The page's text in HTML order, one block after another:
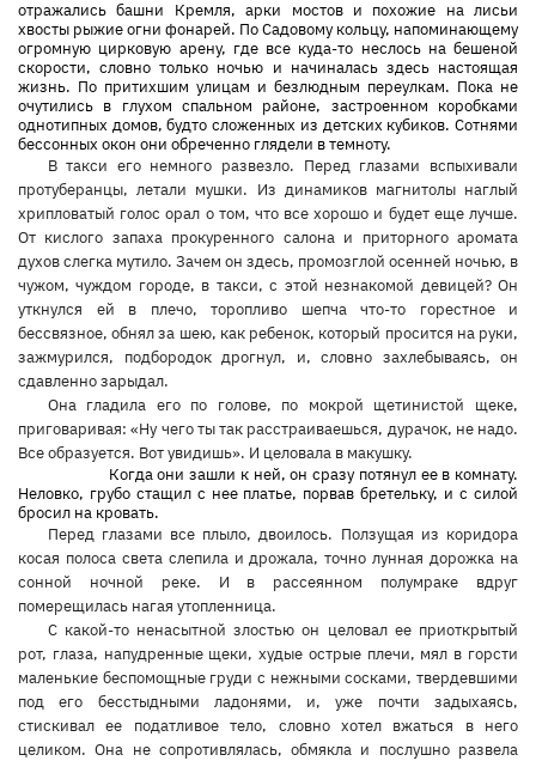
отражались башни Кремля, арки мостов и похожие на лисьи
хвосты рыжие огни фонарей. По Садовому кольцу, напоминающему
огромную цирковую арену, где все куда-то неслось на бешеной
скорости, словно только ночью и начиналась здесь настоящая
жизнь. По притихшим улицам и безлюдным переулкам. Пока не
очутились в глухом спальном районе, застроенном коробками
однотипных домов, будто сложенных из детских кубиков. Сотнями
бессонных окон они обреченно глядели в темноту.
В такси его немного развезло. Перед глазами вспыхивали
протуберанцы, летали мушки. Из динамиков магнитолы наглый
хрипловатый голос орал о том, что все хорошо и будет еще лучше.
От кислого запаха прокуренного салона и приторного аромата
духов слегка мутило. Зачем он здесь, промозглой осенней ночью, в
чужом, чуждом городе, в такси, с этой незнакомой девицей? Он
уткнулся ей в плечо, торопливо шепча что-то горестное и
бессвязное, обнял за шею, как ребенок, который просится на руки,
зажмурился, подбородок дрогнул, и, словно захлебываясь, он
сдавленно зарыдал.
Она гладила его по голове, по мокрой щетинистой щеке,
приговаривая: «Ну чего ты так расстраиваешься, дурачок, не надо.
Все образуется. Вот увидишь». И целовала в макушку.
Когда они зашли к ней, он сразу потянул ее в комнату.
Неловко, грубо стащил с нее платье, порвав бретельку, и с силой
бросил на кровать.
Перед глазами все плыло, двоилось. Ползущая из коридора
косая полоса света слепила и дрожала, точно лунная дорожка на
сонной ночной реке. И в рассеянном полумраке вдруг
померещилась нагая утопленница.
С какой-то ненасытной злостью он целовал ее приоткрытый
рот, глаза, напудренные щеки, худые острые плечи, мял в горсти
маленькие беспомощные груди с нежными сосками, твердевшими
под его бесстыдными ладонями, и, уже почти задыхаясь,
стискивал ее податливое тело, словно хотел вжаться в него
целиком. Она не сопротивлялась, обмякла и послушно развела